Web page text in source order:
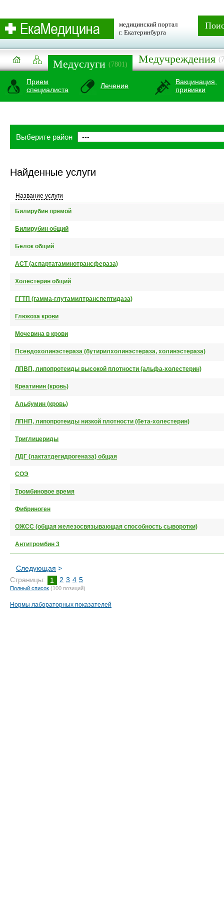
медицинский портал
г. Екатеринбурга
Медуслуги (7801) Медучреждения
Прием
специалиста
Лечение
Вакцинация,
прививки
Выберите район
Найденные услуги
Название услуги
Билирубин прямой
Билирубин общий
Белок общий
АСТ (аспартатаминотрансфераза)
Холестерин общий
ГГТП (гамма-глутамилтранспептидаза)
Глюкоза крови
Мочевина в крови
Псевдохолинэстераза (бутирилхолинэстераза, холинэстераза)
ЛПВП, липопротеиды высокой плотности (альфа-холестерин)
Креатинин (кровь)
Альбумин (кровь)
ЛПНП, липопротеиды низкой плотности (бета-холестерин)
Триглицериды
ЛДГ (лактатдегидрогеназа) общая
СОЭ
Тромбиновое время
Фибриноген
ОЖСС (общая железосвязывающая способность сыворотки)
Антитромбин 3
Следующая >
Страницы:
1 2 3 4 5
Полный список (100 позиций)
Нормы лабораторных показателей